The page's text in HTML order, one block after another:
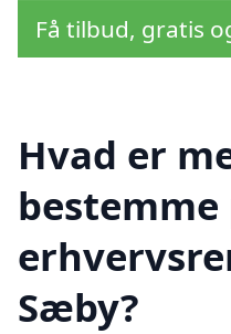
Få tilbud, gratis
Hvad er
Sæby?